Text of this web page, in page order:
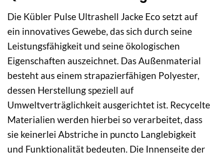
Die Kübler Pulse Ultrashell Jacke Eco setzt auf
ein innovatives Gewebe, das sich durch seine
Leistungsfähigkeit und seine ökologischen
Eigenschaften auszeichnet. Das Außenmaterial
besteht aus einem strapazierfähigen Polyester,
dessen Herstellung speziell auf
Umweltverträglichkeit ausgerichtet ist. Recycelte
Materialien werden hierbei so verarbeitet, dass
sie keinerlei Abstriche in puncto Langlebigkeit
und Funktionalität bedeuten. Die Innenseite der